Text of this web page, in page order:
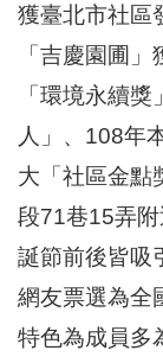
獲臺北市社區
「吉慶園圃
「環境永續
人」、108年
大「社區金點
段71巷15弄附
誕節前後皆吸
網友票選為全
特色為成員多